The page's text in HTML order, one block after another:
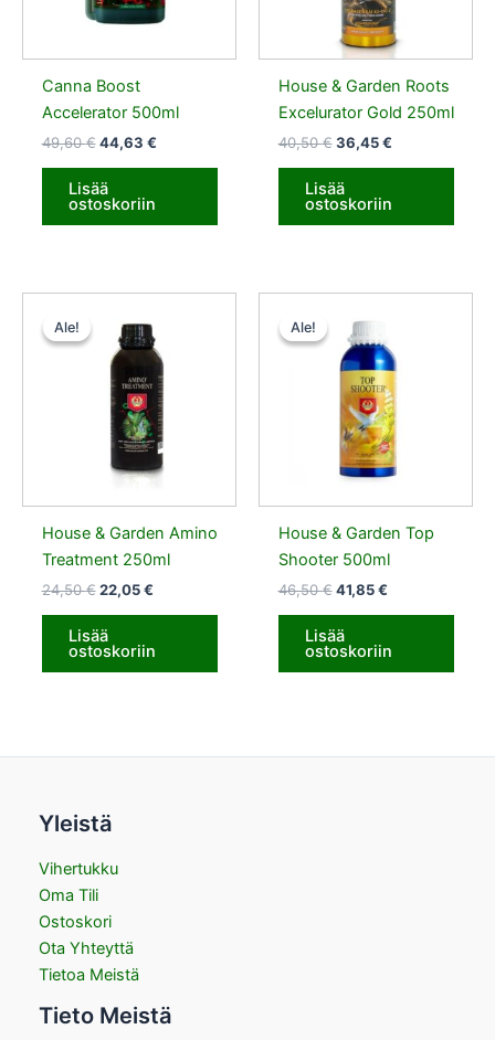
Canna Boost
Accelerator 500ml
49,60€ 44,63 €
Lisää
ostoskoriin
House & Garden Roots
Excelurator Gold 250ml
40,50€ 36,45€
Lisää
ostoskoriin
Ale!
Ale!
House & Garden Amino
Treatment 250ml
24,50€
oli:
24,50 €.
22,05€
on:
22,05 €.
Lisää
ostoskoriin
Ale!
Ale!
House & Garden Top
Shooter 500ml
46,50€
hinta
oli:
46,50 €.
41,85€
41,85 €.
Lisää
ostoskoriin
Yleistä
Vihertukku
Oma Tili
Ostoskori
Ota Yhteyttä
Tietoa Meistä
Tieto Meistä